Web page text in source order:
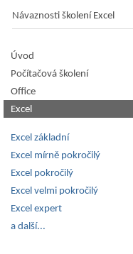
Návaznosti školení Excel
Úvod
Počítačová školení
Office
Excel
Excel základní
Excel mírně pokročilý
Excel pokročilý
Excel velmi pokročilý
Excel expert
a další...